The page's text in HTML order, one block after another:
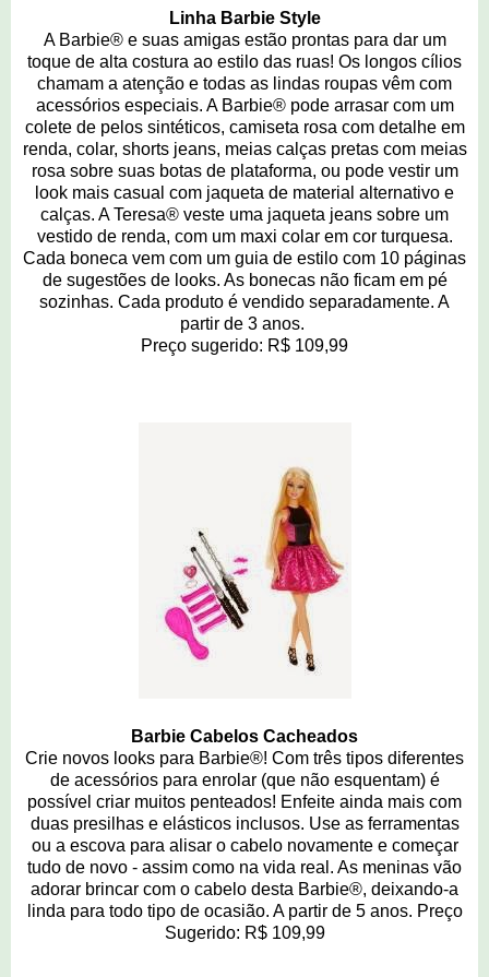
Linha Barbie Style
A Barbie® e suas amigas estão prontas para dar um
toque de alta costura ao estilo das ruas! Os longos cílios
chamam a atenção e todas as lindas roupas vêm com
acessórios especiais. A Barbie® pode arrasar com um
colete de pelos sintéticos, camiseta rosa com detalhe em
renda, colar, shorts jeans, meias calças pretas com meias
rosa sobre suas botas de plataforma, ou pode vestir um
look mais casual com jaqueta de material alternativo e
calças. A Teresa® veste uma jaqueta jeans sobre um
vestido de renda, com um maxi colar em cor turquesa.
Cada boneca vem com um guia de estilo com 10 páginas
de sugestões de looks. As bonecas não ficam em pé
sozinhas. Cada produto é vendido separadamente. A
partir de 3 anos.
Preço sugerido: R$ 109,99
Barbie Cabelos Cacheados
Crie novos looks para Barbie®! Com três tipos diferentes
de acessórios para enrolar (que não esquentam) é
possível criar muitos penteados! Enfeite ainda mais com
duas presilhas e elásticos inclusos. Use as ferramentas
ou a escova para alisar o cabelo novamente e começar
tudo de novo - assim como na vida real. As meninas vão
adorar brincar com o cabelo desta Barbie®, deixando-a
linda para todo tipo de ocasião. A partir de 5 anos. Preço
Sugerido: R$ 109,99